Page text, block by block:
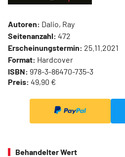
Autoren: Dalio, Ray
Seitenanzahl: 472
Erscheinungstermin: 25.11.2021
Format: Hardcover
ISBN: 978-3-86470-735-3
Preis: 49,90 €
Behandelter Wert